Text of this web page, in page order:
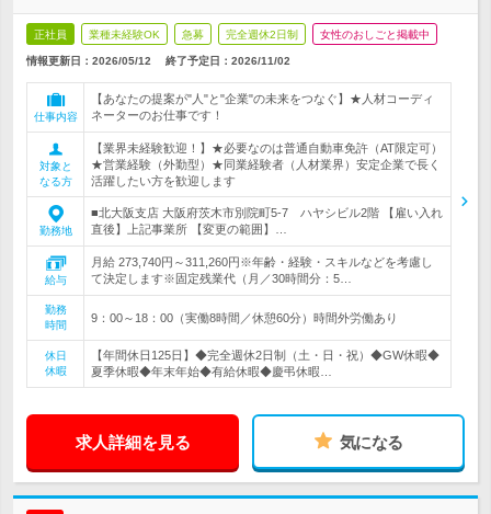
正社員 業種未経験OK 急募 完全週休2日制 女性のおしごと掲載中
情報更新日：2026/05/12 終了予定日： 2026/11/02
仕事内容
【あなたの提案が"人"と"企業"の未来をつなぐ】★人材コーディ
ネーターのお仕事です！
対象と
なる方
【業界未経験歓迎！】★必要なのは普通自動車免許（AT限定可）
★営業経験（外勤型）★同業経験者（人材業界）安定企業で長く
活躍したい方を歓迎します
勤務地
■北大阪支店 大阪府茨木市別院町5-7 ハヤシビル2階 【雇い入れ
直後】上記事業所 【変更の範囲】…
給与
月給 273,740円～311,260円※年齢・経験・スキルなどを考慮し
て決定します※固定残業代（月／30時間分：5…
勤務
時間
9：00～18：00（実働8時間／休憩60分）時間外労働あり
休日
休暇
【年間休日125日】◆完全週休2日制（土・日・祝）◆GW休暇◆
夏季休暇◆年末年始◆有給休暇◆慶弔休暇…
求人詳細を見る 気になる